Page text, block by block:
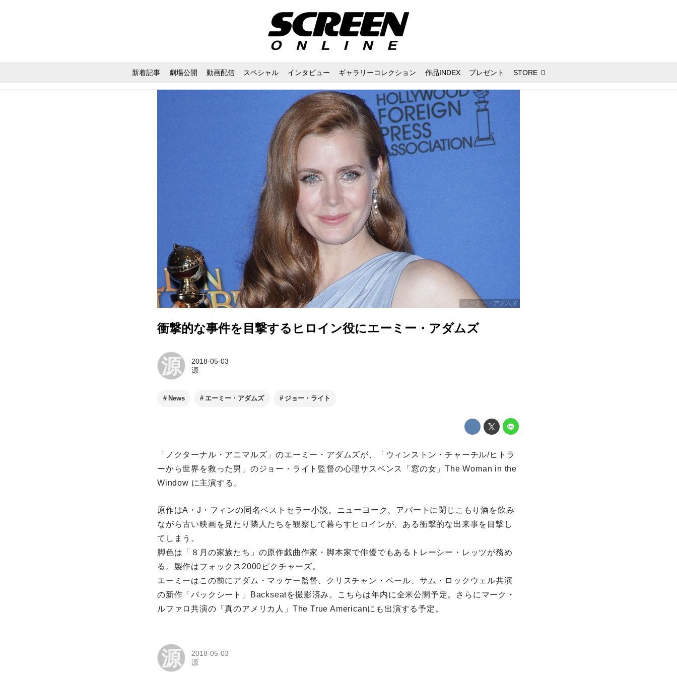
新着記事 劇場公開 動画配信 スペシャル インタビュー ギャラリーコレクション 作品INDEX プレゼント STORE
エーミー・アダムズ
衝撃的な事件を目撃するヒロイン役にエーミー・アダムズ
源
2018-05-03
源
News エーミー・アダムズ ジョー・ライト
「ノクターナル・アニマルズ」のエーミー・アダムズが、「ウィンストン・チャーチル/ヒトラ
ーから世界を救った男」のジョー・ライト監督の心理サスペンス「窓の女」The Woman in the
Window に主演する。
原作はA・J・フィンの同名ベストセラー小説。ニューヨーク、アパートに閉じこもり酒を飲み
ながら古い映画を見たり隣人たちを観察して暮らすヒロインが、ある衝撃的な出来事を目撃し
てしまう。
脚色は「８月の家族たち」の原作戯曲作家・脚本家で俳優でもあるトレーシー・レッツが務め
る。製作はフォックス2000ピクチャーズ。
エーミーはこの前にアダム・マッケー監督、クリスチャン・ベール、サム・ロックウェル共演
の新作「バックシート」Backseatを撮影済み。こちらは年内に全米公開予定。さらにマーク・
ルファロ共演の「真のアメリカ人」The True Americanにも出演する予定。
源
2018-05-03
源